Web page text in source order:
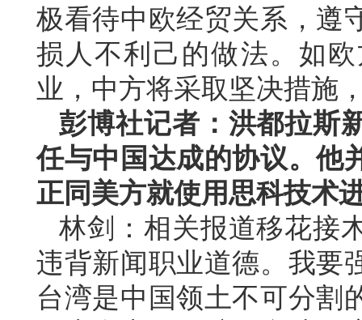
极看待中欧经贸关系，遵
损人不利己的做法。如
业，中方将采取坚决措施
彭博社记者：洪都拉斯
任与中国达成的协议。他
正同美方就使用思科技术
林剑：相关报道移花接
违背新闻职业道德。我要
台湾是中国领土不可分割